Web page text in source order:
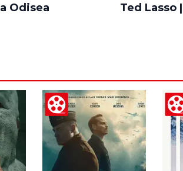
Odisea Ted Lasso